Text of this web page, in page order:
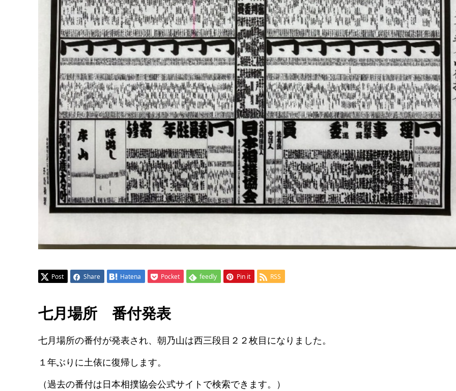
Post Share Hatena Pocket feedly Pin it RSS
七月場所 番付発表
七月場所の番付が発表され、朝乃山は西三段目２２枚目になりました。
１年ぶりに土俵に復帰します。
（過去の番付は日本相撲協会公式サイトで検索できます。）